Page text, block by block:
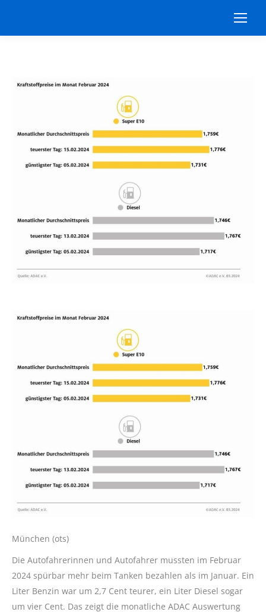
München (ots)
Die Autofahrerinnen und Autofahrer mussten im Februar
2024 spürbar mehr beim Tanken bezahlen als im Januar. Ein
Liter Benzin war um 2,7 Cent teurer, ein Liter Diesel sogar
um vier Cent. Das zeigt die monatliche ADAC Auswertung